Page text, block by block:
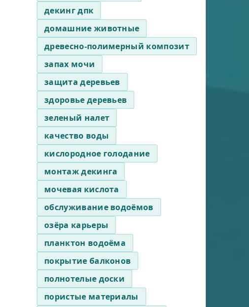
декинг дпк
домашние животные
древесно-полимерный композит
запах мочи
защита деревьев
здоровье деревьев
зеленый налет
качество воды
кислородное голодание
монтаж декинга
мочевая кислота
обслуживание водоёмов
озёра карьеры
планктон водоёма
покрытие балконов
полнотелые доски
пористые материалы